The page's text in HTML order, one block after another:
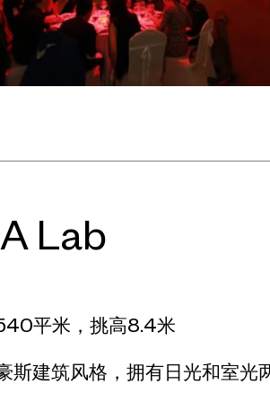
Lab
平米，挑高8.4米
斯建筑风格，拥有日光和室光